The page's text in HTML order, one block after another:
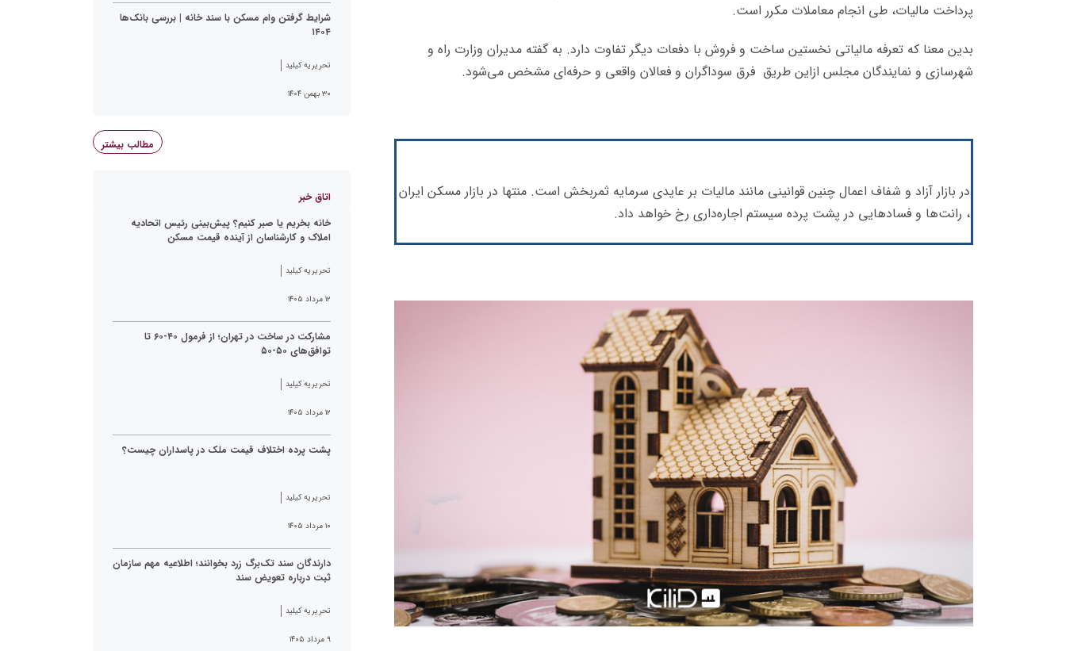
پرداخت مالیات، طی انجام معاملات مکرر است.
بدین معنا که تعرفه مالیاتی نخستین ساخت و فروش با دفعات دیگر تفاوت دارد. به گفته مدیران وزارت راه و
شهرسازی و نمایندگان مجلس ازاین طریق فرق سوداگران و فعالان واقعی و حرفه‌ای مشخص می‌شود.
در بازار آزاد و شفاف اعمال چنین قوانینی مانند مالیات بر عایدی سرمایه ثمربخش است. منتها در بازار مسکن ایران
، رانت‌ها و فسادهایی در پشت پرده سیستم اجاره‌داری رخ خواهد داد.
شرایط گرفتن وام مسکن با سند خانه | بررسی بانک‌ها
۱۴۰۴
تحریریه کیلید
۳۰ بهمن ۱۴۰۴
مطالب بیشتر
اتاق خبر
خانه بخریم یا صبر کنیم؟ پیش‌بینی رئیس اتحادیه
املاک و کارشناسان از آینده قیمت مسکن
تحریریه کیلید
۱۲ مرداد ۱۴۰۵
مشارکت در ساخت در تهران؛ از فرمول ۴۰-۶۰ تا
توافق‌های ۵۰-۵۰
تحریریه کیلید
۱۲ مرداد ۱۴۰۵
پشت پرده اختلاف قیمت ملک در پاسداران چیست؟
تحریریه کیلید
۱۰ مرداد ۱۴۰۵
دارندگان سند تک‌برگ زرد بخوانند؛ اطلاعیه مهم سازمان
ثبت درباره تعویض سند
تحریریه کیلید
۹ مرداد ۱۴۰۵